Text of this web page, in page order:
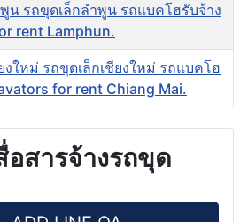
น รถขุดเล็กลำพูน รถแบคโฮรับจ้าง
rent Lamphun.
ใหม่ รถขุดเล็กเชียงใหม่ รถแบคโฮ
for rent Chiang Mai.
สารจ้างรถขุด